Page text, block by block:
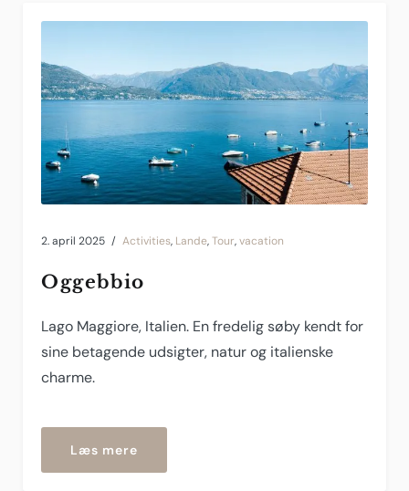
2. april 2025 Activities, Lande,Tour,vacation
Oggebbio
Lago Maggiore, Italien. En fredelig søby kendt for
sine betagende udsigter, natur og italienske
charme.
Læs mere